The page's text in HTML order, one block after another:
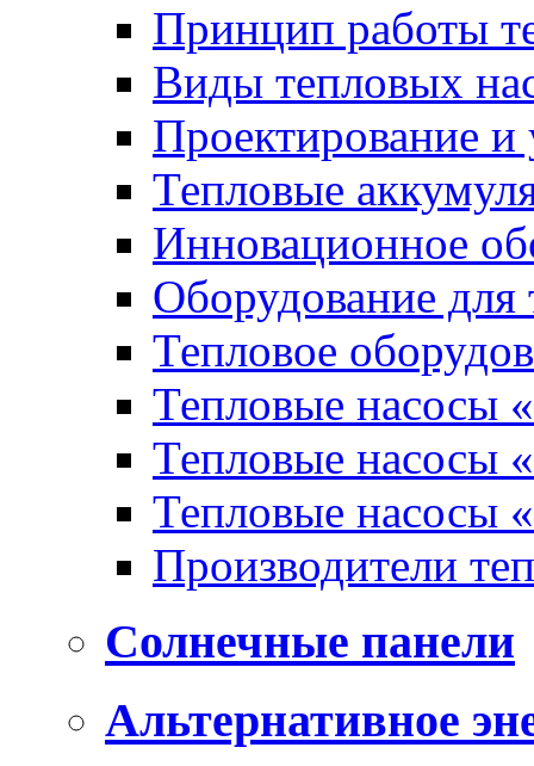
Принцип работы
Виды тепловых
Проектирование и
Тепловые
Инновационное
Оборудование для
Тепловое
Тепловые насосы
Тепловые насосы
Тепловые насосы
Производители
Солнечные панели
Альтернативное